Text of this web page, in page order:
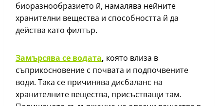
биоразнообразието й, намалява нейните
хранителни вещества и способността й да
действа като филтър.
Замърсява се водата, която влиза в
съприкосновение с почвата и подпочвените
води. Така се причинява дисбаланс на
хранителните вещества, присъстващи там.